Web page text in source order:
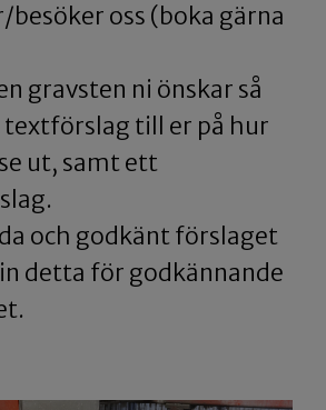
oss (boka gärna
gravsten ni önskar så
textförslag till er på hur
ut, samt ett
och godkänt förslaget
detta för godkännande